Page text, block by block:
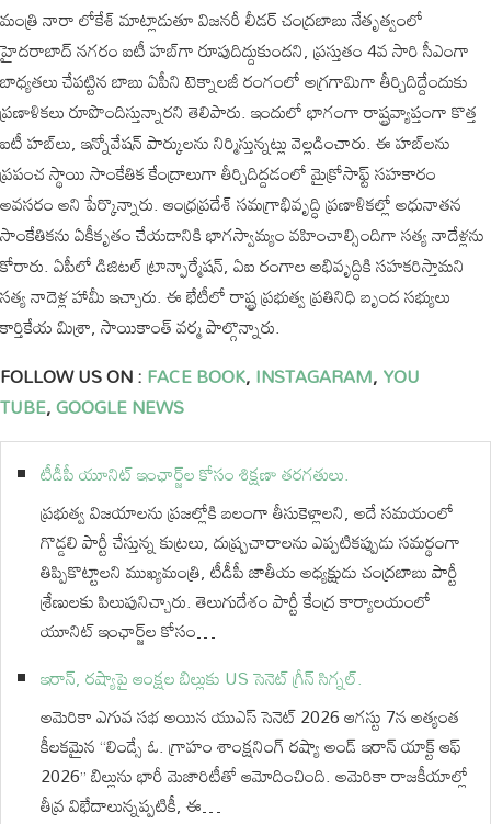
మంత్రి నారా లోకేశ్‌ మాట్లాడుతూ విజనరీ లీడర్ చంద్రబాబు నేతృత్వంలో
హైదరాబాద్ నగరం ఐటీ హబ్‌గా రూపుదిద్దుకుంద‌ని, ప్రస్తుతం 4వ సారి సీఎంగా
బాధ్యతలు చేపట్టిన బాబు ఏపీని టెక్నాలజీ రంగంలో అగ్రగామిగా తీర్చిదిద్దేందుకు
ప్రణాళికలు రూపొందిస్తున్నార‌ని తెలిపారు. ఇందులో భాగంగా రాష్ట్రవ్యాప్తంగా కొత్త
ఐటీ హబ్‌లు, ఇన్నోవేషన్ పార్కులను నిర్మిస్తున్న‌ట్లు వెల్ల‌డించారు. ఈ హబ్‌లను
ప్రపంచ స్థాయి సాంకేతిక కేంద్రాలుగా తీర్చిదిద్దడంలో మైక్రోసాఫ్ట్ సహకారం
అవసరం అని పేర్కొన్నారు. ఆంధ్రప్రదేశ్ సమగ్రాభివృద్ధి ప్రణాళికల్లో అధునాతన
సాంకేతికను ఏకీకృతం చేయడానికి భాగస్వామ్యం వహించాల్సిందిగా స‌త్య నాదేళ్ల‌ను
కోరారు. ఏపీలో డిజిటల్ ట్రాన్ఫార్మేషన్, ఏఐ రంగాల అభివృద్ధికి సహకరిస్తామని
సత్య నాదెళ్ల హామీ ఇచ్చారు. ఈ భేటీలో రాష్ట్ర ప్రభుత్వ ప్రతినిధి బృంద సభ్యులు
కార్తికేయ మిశ్రా, సాయికాంత్ వర్మ పాల్గొన్నారు.
FOLLOW US ON :FACE BOOK,INSTAGARAM,YOU
TUBE,GOOGLE NEWS
టీడీపీ యూనిట్ ఇంఛార్జ్‌ల కోసం శిక్షణా తరగతులు.
ప్రభుత్వ విజయాలను ప్రజల్లోకి బలంగా తీసుకెళ్లాలని, అదే సమయంలో
గొడ్డలి పార్టీ చేస్తున్న కుట్రలు, దుష్ప్రచారాలను ఎప్పటికప్పుడు సమర్థంగా
తిప్పికొట్టాలని ముఖ్యమంత్రి, టీడీపీ జాతీయ అధ్యక్షుడు చంద్రబాబు పార్టీ
శ్రేణులకు పిలుపునిచ్చారు. తెలుగుదేశం పార్టీ కేంద్ర కార్యాలయంలో
యూనిట్ ఇంఛార్జ్‌ల కోసం…
ఇరాన్, రష్యాపై ఆంక్షల బిల్లుకు US సెనెట్ గ్రీన్ సిగ్నల్.
అమెరికా ఎగువ సభ అయిన యుఎస్ సెనెట్ 2026 ఆగస్టు 7న అత్యంత
కీలకమైన “లిండ్సే ఓ. గ్రాహం శాంక్షనింగ్ రష్యా అండ్ ఇరాన్ యాక్ట్ ఆఫ్
2026” బిల్లును భారీ మెజారిటీతో ఆమోదించింది. అమెరికా రాజకీయాల్లో
తీవ్ర విభేదాలున్నప్పటికీ, ఈ…